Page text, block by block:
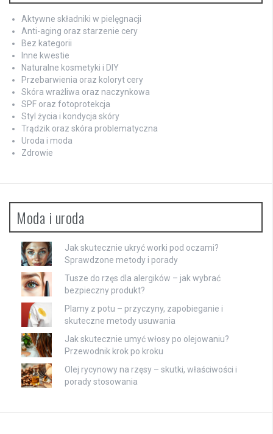
Aktywne składniki w pielęgnacji
Anti-aging oraz starzenie cery
Bez kategorii
Inne kwestie
Naturalne kosmetyki i DIY
Przebarwienia oraz koloryt cery
Skóra wrażliwa oraz naczynkowa
SPF oraz fotoprotekcja
Styl życia i kondycja skóry
Trądzik oraz skóra problematyczna
Uroda i moda
Zdrowie
Moda i uroda
Jak skutecznie ukryć worki pod oczami?
Sprawdzone metody i porady
Tusze do rzęs dla alergików – jak wybrać
bezpieczny produkt?
Plamy z potu – przyczyny, zapobieganie i
skuteczne metody usuwania
Jak skutecznie umyć włosy po olejowaniu?
Przewodnik krok po kroku
Olej rycynowy na rzęsy – skutki, właściwości i
porady stosowania